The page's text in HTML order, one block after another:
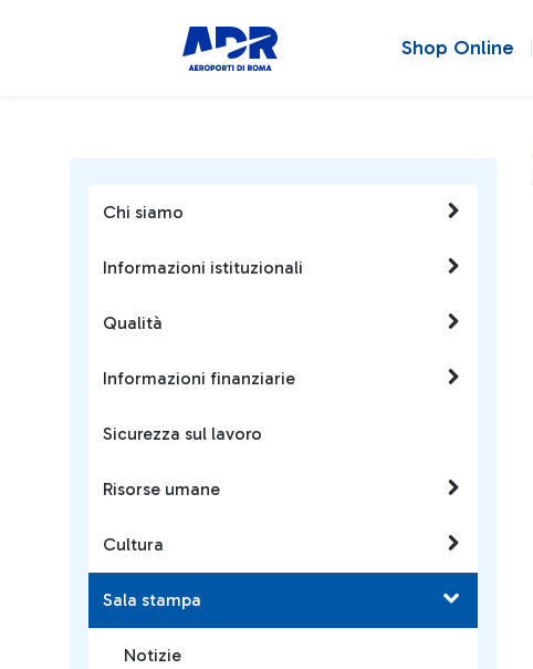
Shop Online
Chi siamo
Informazioni istituzionali
Qualità
Informazioni finanziarie
Sicurezza sul lavoro
Risorse umane
Cultura
Sala stampa
Notizie